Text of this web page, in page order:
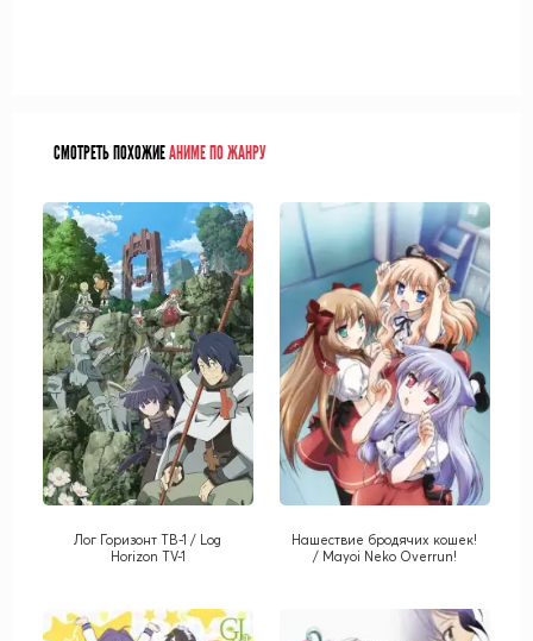
СМОТРЕТЬ ПОХОЖИЕАНИМЕ ПО ЖАНРУ
Лог Горизонт ТВ-1 / Log
Horizon TV-1
Нашествие бродячих кошек!
/ Mayoi Neko Overrun!